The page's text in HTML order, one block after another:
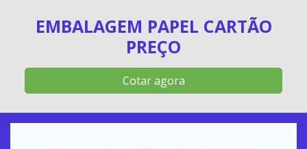
EMBALAGEM PAPEL CARTÃO
PREÇO
Cotar agora